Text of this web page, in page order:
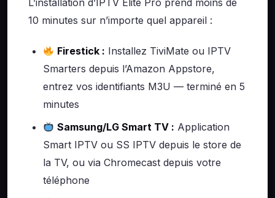
L’installation d’IPTV Elite Pro prend moins de
10 minutes sur n’importe quel appareil :
Firestick : Installez TiviMate ou IPTV
Smarters depuis l’Amazon Appstore,
entrez vos identifiants M3U — terminé en 5
minutes
Samsung/LG Smart TV : Application
Smart IPTV ou SS IPTV depuis le store de
la TV, ou via Chromecast depuis votre
téléphone